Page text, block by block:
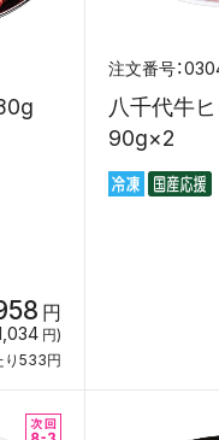
円
円)
り533円
八千代牛
90g×2